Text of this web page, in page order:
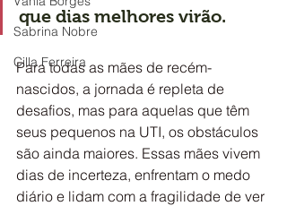
Sabrina Nobre
Cilla Ferreira
que dias melhores virão.
Para todas as mães de recém-
nascidos, a jornada é repleta de
desafios, mas para aquelas que têm
seus pequenos na UTI, os obstáculos
são ainda maiores. Essas mães vivem
dias de incerteza, enfrentam o medo
diário e lidam com a fragilidade de ver